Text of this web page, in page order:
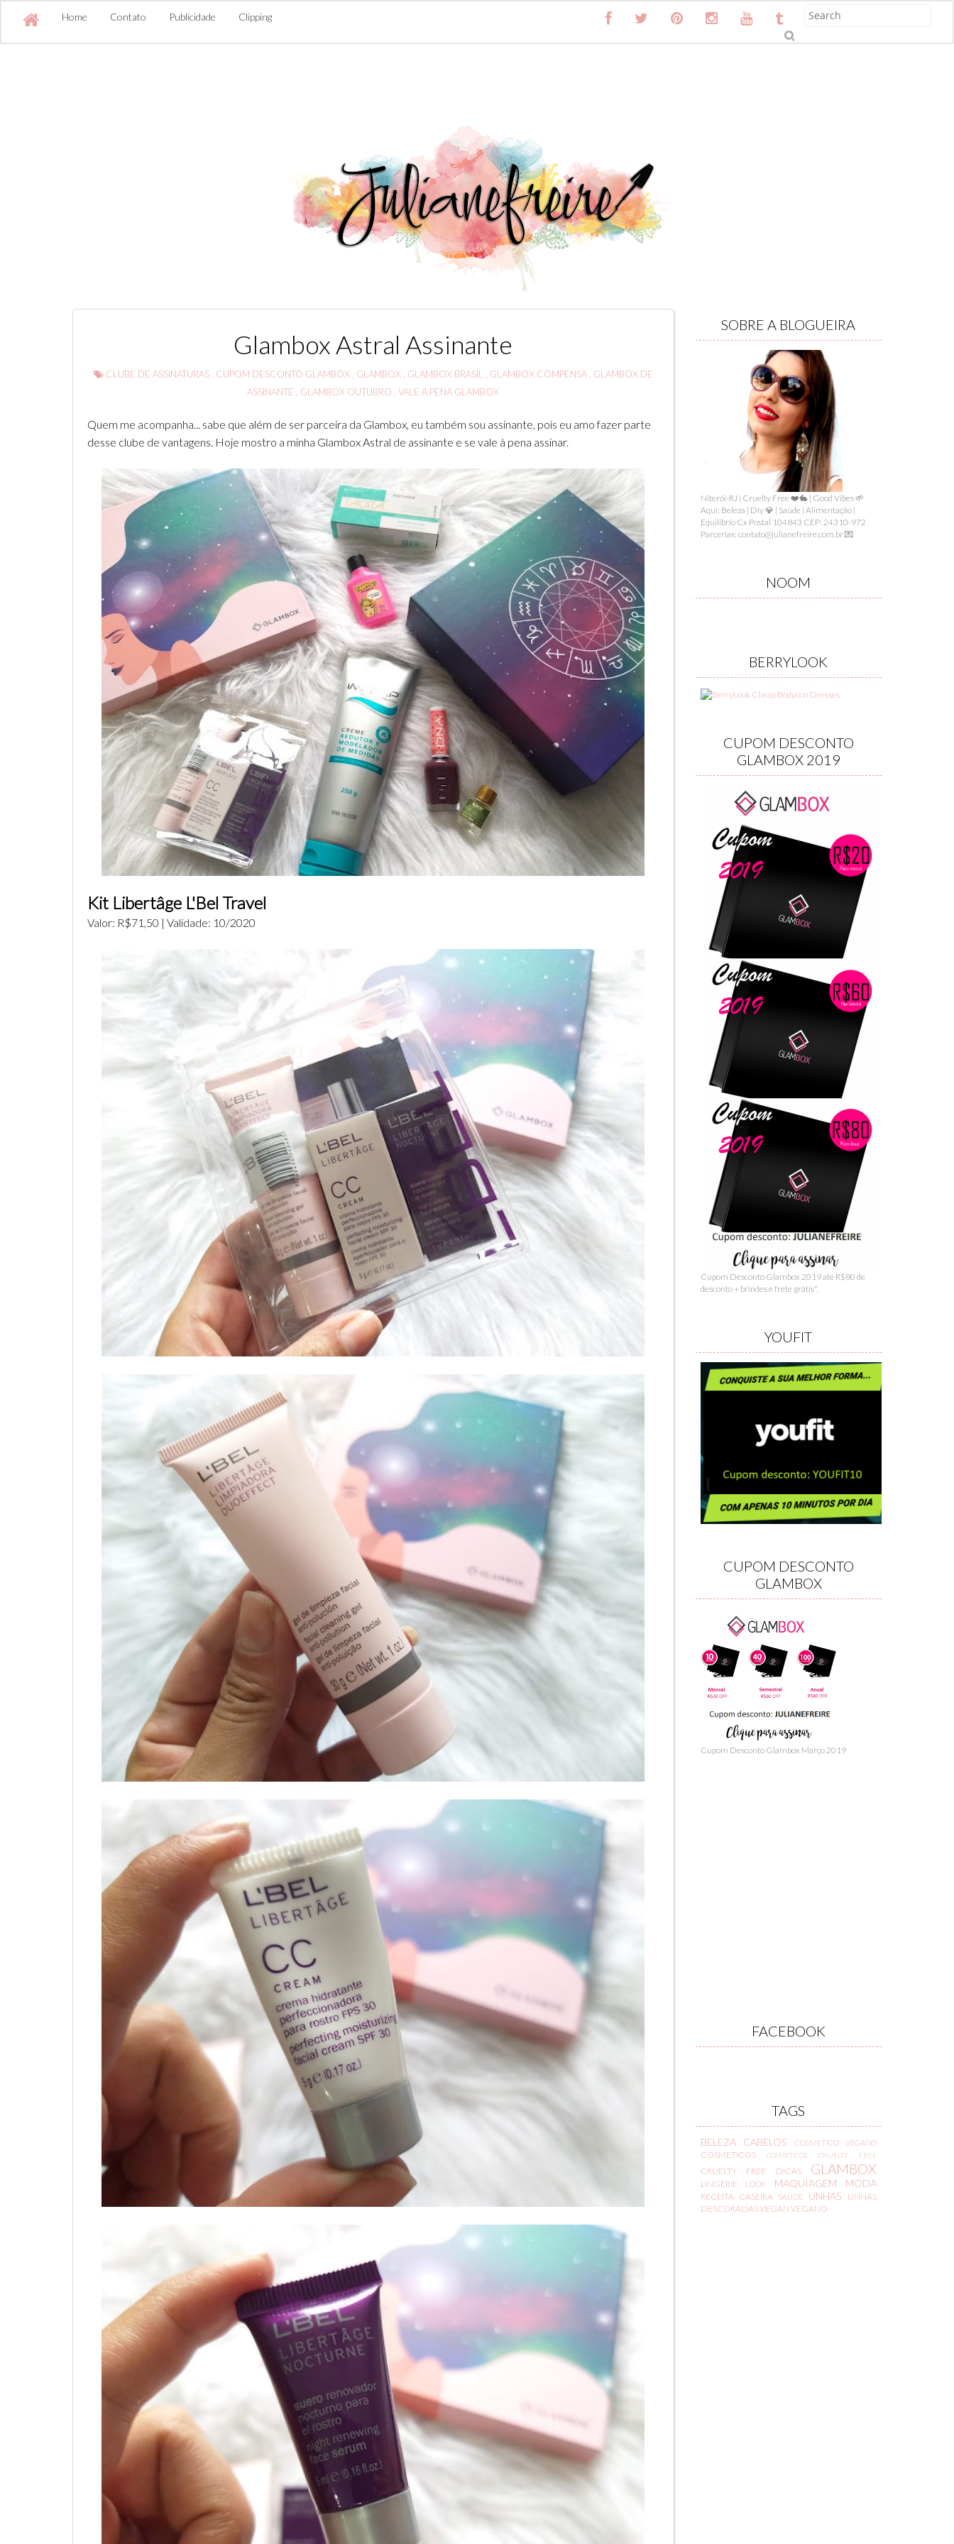
Home Contato Publicidade Clipping
S
Glambox Astral Assinante
CLUBE DE ASSINATURAS CUPOM DESCONTO GLAMBOX GLAMBOX GLAMBOX BRASIL GLAMBOX COMPENSA
GLAMBOX DE
ASSINANTE
GLAMBOX OUTUBRO ,VALE A PENA GLAMBOX
Quem me acompanha... sabe que além de ser parceira da Glambox, eu também sou assinante, pois eu amo fazer parte
desse clube de vantagens. Hoje mostro a minha Glambox Astral de assinante e se vale à pena assinar.
Kit Libertâge L'Bel Travel
Valor: R$71,50 | Validade: 10/2020
SOBRE A BLOGUEIRA
Niterói-RJ | Cruelty Free ❤️🐇 | Good Vibes 🌱
Aqui: Beleza | Diy 💎 | Saúde | Alimentação |
Equilíbrio Cx Postal 104843 CEP: 24310-972
Parcerias: contato@julianefreire.com.br 💌
NOOM
BERRYLOOK
CUPOM DESCONTO
GLAMBOX 2019
Cupom Desconto Glambox 2019 até R$80 de
desconto + brindes e frete grátis*.
YOUFIT
CUPOM DESCONTO
GLAMBOX
Cupom Desconto Glambox Março 2019
FACEBOOK
TAGS
BELEZA CABELOS COSMETICO VEGANO
COSMETICOSCOSMETICOS CRUELTY FREE
CRUELTY FREE DICAS GLAMBOX
LINGERIE LOOK MAQUIAGEM MODA
RECEITA CASEIRA SAÚDE UNHAS
UNHAS
DESCORADASVEGAN VEGANO